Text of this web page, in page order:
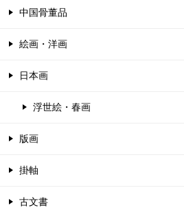
中国骨董品
絵画・洋画
日本画
浮世絵・春画
版画
掛軸
古文書